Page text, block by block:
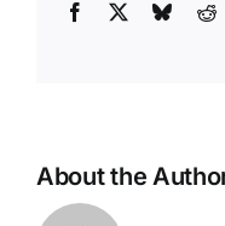
Facebook
About the